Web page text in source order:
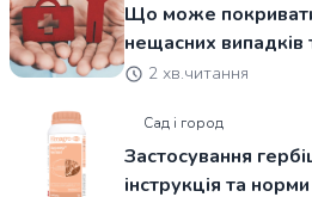
Що може
нещасних випадків
2 хв.читання
Сад і город
Застосування
інструкція та